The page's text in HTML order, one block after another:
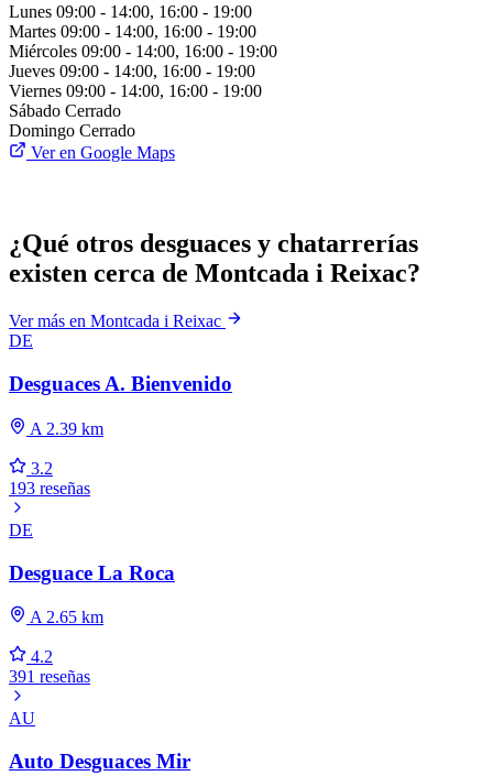
Lunes 09:00 - 14:00, 16:00 - 19:00
Martes 09:00 - 14:00, 16:00 - 19:00
Miércoles 09:00 - 14:00, 16:00 - 19:00
Jueves 09:00 - 14:00, 16:00 - 19:00
Viernes 09:00 - 14:00, 16:00 - 19:00
Sábado Cerrado
Domingo Cerrado
Ver en Google Maps
¿Qué otros desguaces y chatarrerías
existen cerca de Montcada i Reixac?
Ver más en Montcada i Reixac
DE
Desguaces A. Bienvenido
A 2.39 km
3.2
193 reseñas
DE
Desguace La Roca
A 2.65 km
4.2
391 reseñas
AU
Auto Desguaces Mir